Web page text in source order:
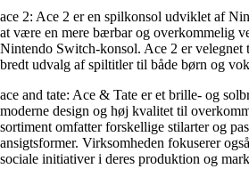
ace 2: Ace 2 er en spilkonsol udviklet af
at være en mere bærbar og overkommelig
Nintendo Switch-konsol. Ace 2 er velegnet
bredt udvalg af spiltitler til både børn og
ace and tate: Ace & Tate er et brille- og
moderne design og høj kvalitet til
sortiment omfatter forskellige stilarter og
ansigtsformer. Virksomheden fokuserer
sociale initiativer i deres produktion og